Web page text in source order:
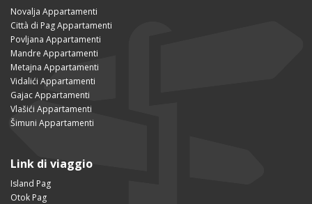
Novalja Appartamenti
Città di Pag Appartamenti
Povljana Appartamenti
Mandre Appartamenti
Metajna Appartamenti
Vidalići Appartamenti
Gajac Appartamenti
Vlašići Appartamenti
Šimuni Appartamenti
Link di viaggio
Island Pag
Otok Pag